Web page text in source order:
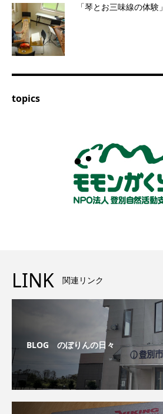
「琴とお三味線の体験」
topics
LINK 関連リンク
BLOG のぼりんの日々